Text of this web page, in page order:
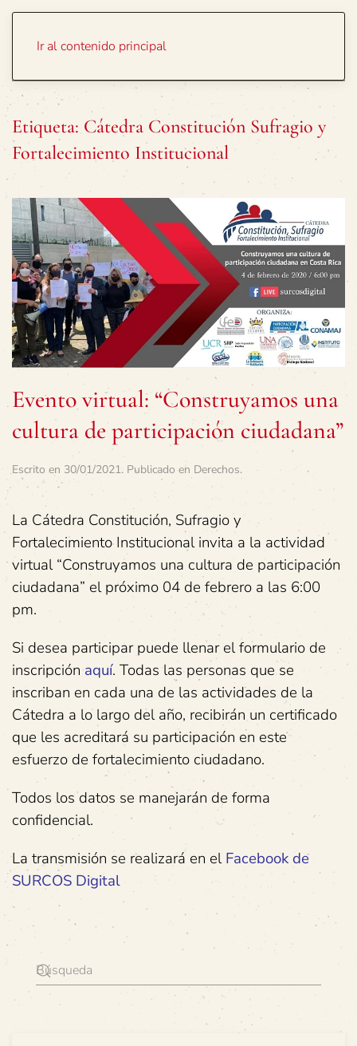
Ir al contenido principal
Etiqueta: Cátedra Constitución Sufragio y
Fortalecimiento Institucional
Evento virtual: “Construyamos una
cultura de participación ciudadana”
Escrito en 30/01/2021. Publicado en Derechos.
La Cátedra Constitución, Sufragio y
Fortalecimiento Institucional invita a la actividad
virtual “Construyamos una cultura de participación
ciudadana” el próximo 04 de febrero a las 6:00
pm.
Si desea participar puede llenar el formulario de
inscripciónaquí. Todas las personas que se
inscriban en cada una de las actividades de la
Cátedra a lo largo del año, recibirán un certificado
que les acreditará su participación en este
esfuerzo de fortalecimiento ciudadano.
Todos los datos se manejarán de forma
confidencial.
La transmisión se realizará en elFacebook de
SURCOS Digital